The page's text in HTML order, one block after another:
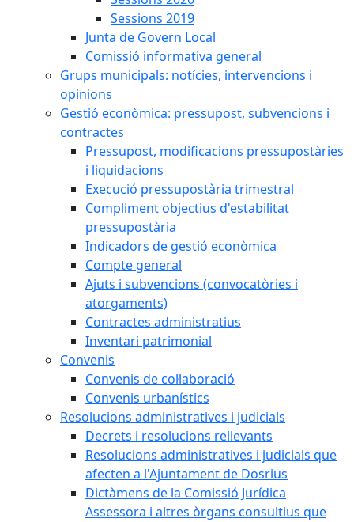
Sessions 2019
Junta de Govern Local
Comissió informativa general
Grups municipals: notícies, intervencions i
opinions
Gestió econòmica: pressupost, subvencions i
contractes
Pressupost, modificacions pressupostàries
i liquidacions
Execució pressupostària trimestral
Compliment objectius d'estabilitat
pressupostària
Indicadors de gestió econòmica
Compte general
Ajuts i subvencions (convocatòries i
atorgaments)
Contractes administratius
Inventari patrimonial
Convenis
Convenis de col·laboració
Convenis urbanístics
Resolucions administratives i judicials
Decrets i resolucions rellevants
Resolucions administratives i judicials que
afecten a l'Ajuntament de Dosrius
Dictàmens de la Comissió Jurídica
Assessora i altres òrgans consultius que